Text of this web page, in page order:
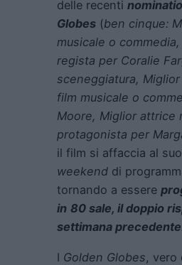
delle recenti
Globes (ben cinque:
musicale o
regista per Coralie
sceneggiatura,
film musicale o
Moore, Miglior attrice
protagonista per
il film si affaccia al
weekend di
tornando a essere
in 80 sale, il doppio
settimana precedente
I Golden Globes, vero